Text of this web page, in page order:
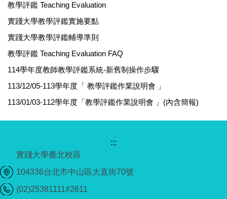
教學評鑑 Teaching Evaluation
實踐大學教學評鑑實施要點
實踐大學教學評鑑輔導準則
教學評鑑 Teaching Evaluation FAQ
114學年度教師教學評鑑系統-新舊制操作步驟
113/12/05-113學年度「 教學評鑑作業說明會 」
113/01/03-112學年度「教學評鑑作業說明會 」(內含簡報)
:::
實踐大學臺北校區
104336台北市中山區大直街70號
(02)25381111#2611